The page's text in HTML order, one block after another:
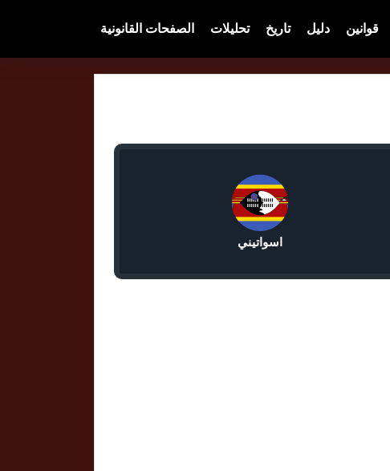
قوانين دليل تاريخ تحليلات الصفحات القانونية
اسواتيني